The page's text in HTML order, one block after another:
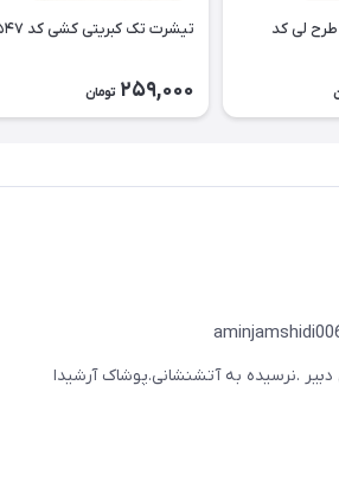
لی کد
تیشرت تک کبریتی کشی کد ۲۵۴۷
259,000 تومان
دبیر .نرسیده به آتشنشانی.پوشاک آرشیدا